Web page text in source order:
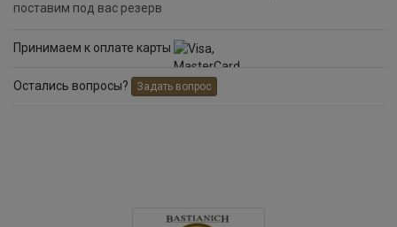
поставим под вас резерв
Принимаем к оплате карты
Остались вопросы? Задать вопрос